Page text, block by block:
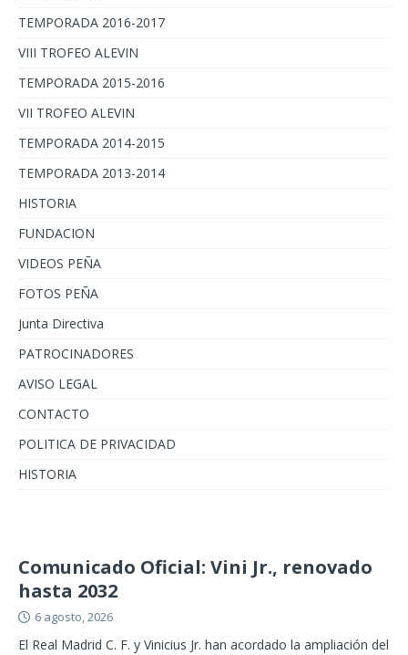
TEMPORADA 2016-2017
VIII TROFEO ALEVIN
TEMPORADA 2015-2016
VII TROFEO ALEVIN
TEMPORADA 2014-2015
TEMPORADA 2013-2014
HISTORIA
FUNDACION
VIDEOS PEÑA
FOTOS PEÑA
Junta Directiva
PATROCINADORES
AVISO LEGAL
CONTACTO
POLITICA DE PRIVACIDAD
HISTORIA
Comunicado Oficial: Vini Jr., renovado
hasta 2032
6 agosto, 2026
El Real Madrid C. F. y Vinicius Jr. han acordado la ampliación del